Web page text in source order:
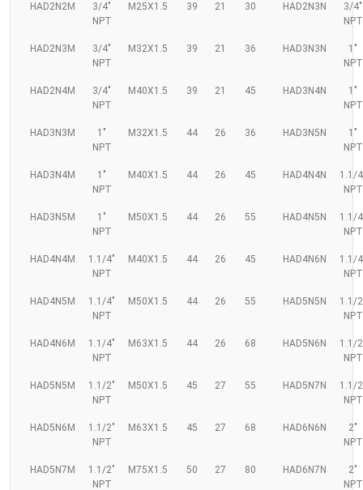
HAD2N2M
3/4"
NPT
M25X1.5 39 21 30
HAD2N3M
3/4"
NPT
M32X1.5 39 21 36
HAD2N4M
3/4"
NPT
M40X1.5 39 21 45
HAD3N3M
1"
NPT
M32X1.5 44 26 36
HAD3N4M
1"
NPT
M40X1.5 44 26 45
HAD3N5M
1"
NPT
M50X1.5 44 26 55
HAD4N4M
1.1/4"
NPT
M40X1.5 44 26 45
HAD4N5M
1.1/4"
NPT
M50X1.5 44 26 55
HAD4N6M
1.1/4"
NPT
M63X1.5 44 26 68
HAD5N5M
1.1/2"
NPT
M50X1.5 45 27 55
HAD5N6M
1.1/2"
NPT
M63X1.5 45 27 68
HAD5N7M
1.1/2"
NPT
M75X1.5 50 27 80
HAD2N3N
3/4"
NPT
HAD3N3N
1"
NPT
HAD3N4N
1"
NPT
HAD3N5N
1"
NPT
HAD4N4N
1.1/
NPT
HAD4N5N
1.1/
NPT
HAD4N6N
1.1/
NPT
HAD5N5N
1.1/
NPT
HAD5N6N
1.1/
NPT
HAD5N7N
1.1/
NPT
HAD6N6N
2"
NPT
HAD6N7N
2"
NPT